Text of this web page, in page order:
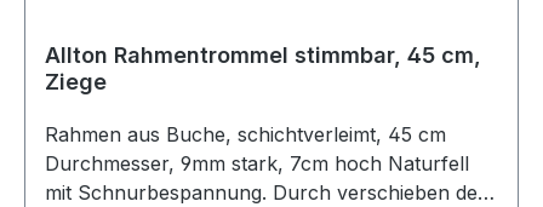
Allton Rahmentrommel stimmbar, 45 cm,
Ziege
Rahmen aus Buche, schichtverleimt, 45 cm
Durchmesser, 9mm stark, 7cm hoch Naturfell
mit Schnurbespannung. Durch verschieben der